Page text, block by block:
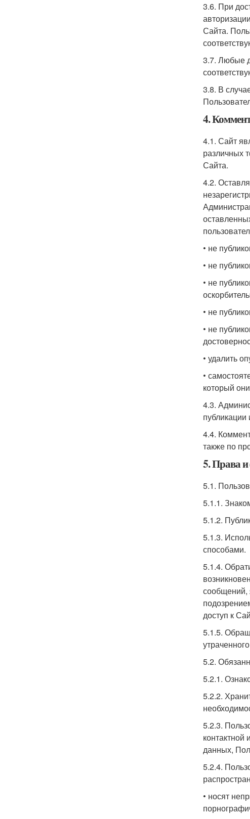
3.6. При
Сайта.
3.7. Любые
3.8. В
4.
4.1. Сайт
различных
Сайта.
4.2.
• не
• не
• не
• не
• не
• удалить
•
который
4.3.
4.4.
также по
5. Права и
5.1.
5.1.1.
5.1.2.
5.1.3.
способами.
5.1.4.
сообщений,
доступ к
5.1.5.
5.2.
5.2.1.
5.2.2.
5.2.3.
данных,
5.2.4.
• носят